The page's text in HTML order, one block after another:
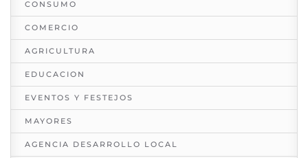
CONSUMO
COMERCIO
AGRICULTURA
EDUCACION
EVENTOS Y FESTEJOS
MAYORES
AGENCIA DESARROLLO LOCAL